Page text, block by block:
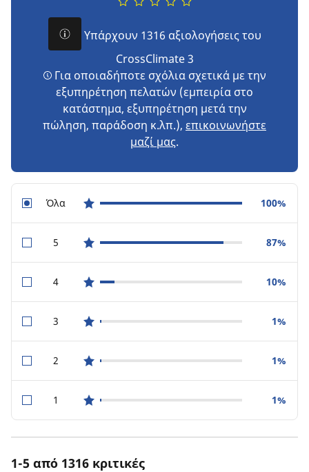
Υπάρχουν 1316 αξιολογήσεις του
CrossClimate 3
Για οποιαδήποτε σχόλια σχετικά με την
εξυπηρέτηση πελατών (εμπειρία στο
κατάστημα, εξυπηρέτηση μετά την
πώληση, παράδοση κ.λπ.), επικοινωνήστε
μαζί μας.
Όλαstar reviews 100%
5star reviews 87%
4star reviews 10%
3star reviews 1%
2star reviews 1%
1star reviews 1%
1-5 από 1316 κριτικές